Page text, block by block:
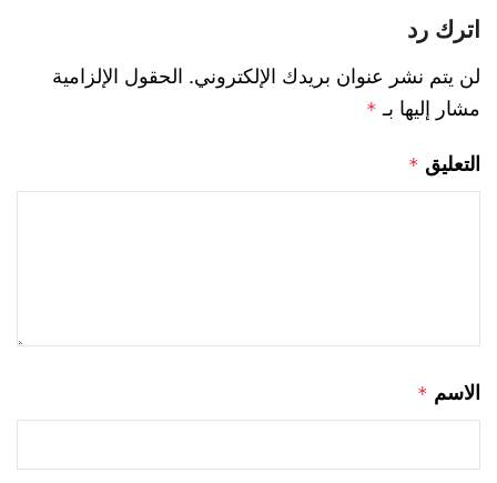
اترك رد
لن يتم نشر عنوان بريدك الإلكتروني. الحقول الإلزامية
مشار إليها بـ *
التعليق *
الاسم *